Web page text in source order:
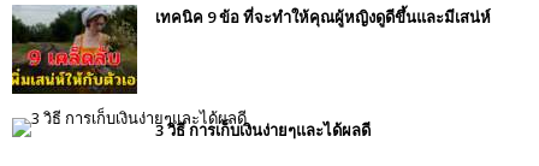
เทคนิค 9 ข้อ ที่จะทำให้คุณผู้หญิงดูดีขึ้นและมีเสน่ห์
3 วิธี การเก็บเงินง่ายๆและได้ผลดี